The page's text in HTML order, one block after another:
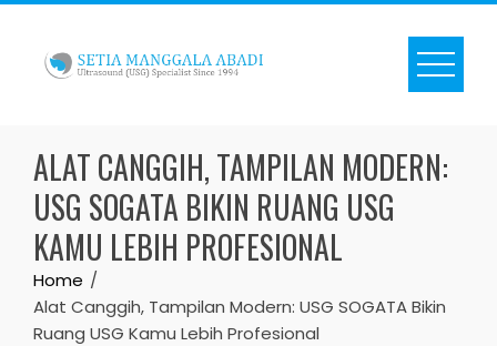
Skip
content
ALAT CANGGIH, TAMPILAN MODERN:
USG SOGATA BIKIN RUANG USG
KAMU LEBIH PROFESIONAL
Home
Alat Canggih, Tampilan Modern: USG SOGATA Bikin
Ruang USG Kamu Lebih Profesional